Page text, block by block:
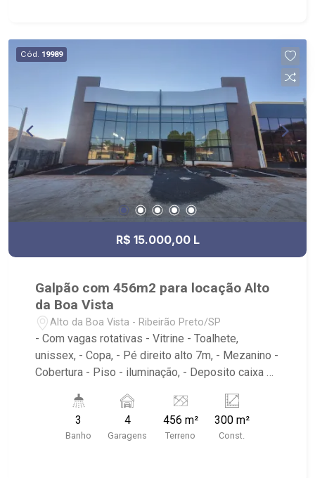
Cód. 19989
R$ 15.000,00 L
Galpão com 456m2 para locação Alto
da Boa Vista
Alto da Boa Vista - Ribeirão Preto/SP
- Com vagas rotativas - Vitrine - Toalhete,
unissex, - Copa, - Pé direito alto 7m, - Mezanino -
Cobertura - Piso - iluminação, - Deposito caixa de
LINDACOR TINTAS, Trinity Despachante,
Paulistão Atacadista, Jet Oil
3
Banho
4
Garagens
456 m²
Terreno
300 m²
Const.